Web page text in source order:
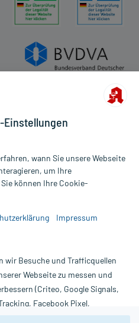
zzgl. Versandkosten
werden ausschließlich für
durch einen Arzt. Bitte
| Diese Webseite benutzt
dazu die wichtigen Hinweise in
den Widerruf einer Bestellung
Einstellungen
wann Sie unsere Webseite
um Ihre
können Ihre Cookie-
Impressum
wir Besuche und Trafficquellen
Webseite zu messen und
(Criteo, Google Signals,
Facebook Pixel,